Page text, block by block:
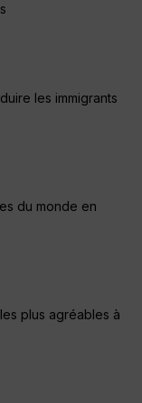
les immigrants
du monde en
plus agréables à